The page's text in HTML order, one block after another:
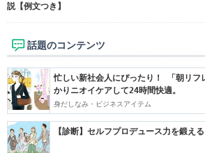
説【例文つき】
話題のコンテンツ
忙しい新社会人にぴったり！ 「朝リフ
かりニオイケアして24時間快適。
身だしなみ・ビジネスアイテム
【診断】セルフプロデュース力を鍛